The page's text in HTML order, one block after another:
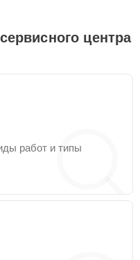
центра
работ и типы